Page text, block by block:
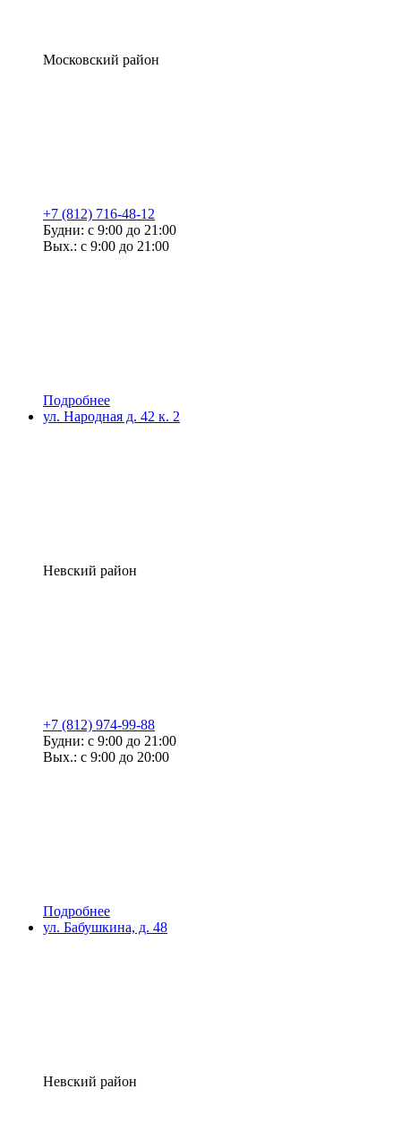
Московский район
+7 (812) 716-48-12
Будни: с 9:00 до 21:00
Вых.: с 9:00 до 21:00
Подробнее
ул. Народная д. 42 к. 2
Невский район
+7 (812) 974-99-88
Будни: с 9:00 до 21:00
Вых.: с 9:00 до 20:00
Подробнее
ул. Бабушкина, д. 48
Невский район